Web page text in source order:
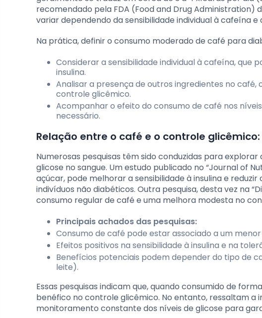
recomendado pela FDA (Food and Drug Administration)
variar dependendo da sensibilidade individual à cafeína
Na prática, definir o consumo moderado de café para
Considerar a sensibilidade individual à cafeína, que
insulina.
Analisar a presença de outros ingredientes no
controle glicêmico.
Acompanhar o efeito do consumo de café nos
necessário.
Relação entre o café e o controle
Numerosas pesquisas têm sido conduzidas para
glicose no sangue. Um estudo publicado no “Journal of
açúcar, pode melhorar a sensibilidade à insulina e
indivíduos não diabéticos. Outra pesquisa, desta vez na
consumo regular de café e uma melhora modesta no
Principais achados das pesquisas:
Consumo de café pode estar associado a um
Efeitos positivos na sensibilidade à insulina e na
Benefícios potenciais podem depender do tipo de
leite).
Essas pesquisas indicam que, quando consumido de
benéfico no controle glicêmico. No entanto, ressaltam a
monitoramento constante dos níveis de glicose para